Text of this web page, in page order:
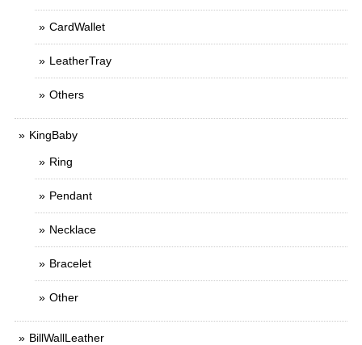
CardWallet
LeatherTray
Others
KingBaby
Ring
Pendant
Necklace
Bracelet
Other
BillWallLeather